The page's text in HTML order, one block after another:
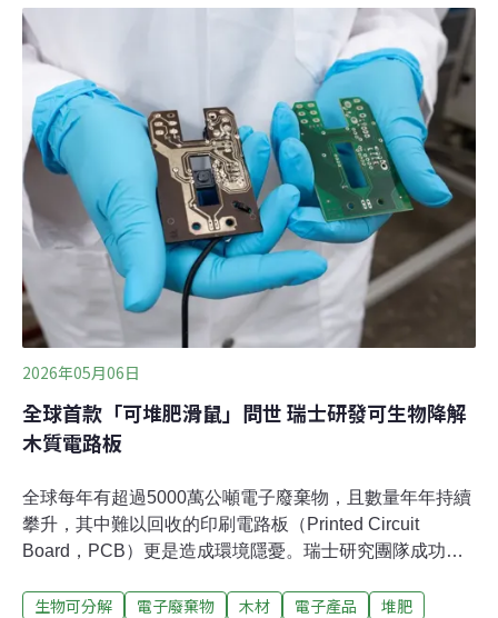
等單位合作，推出《工地計劃》、《雲霧森林》、《數字
狂想曲》、《敦南不熄燈》、META Exp.計畫及台電「金
水361. META Space」等代表作品。近年更透過退役電力
設備、營建廢料、舊木料與企業廢棄資源的轉化，重新思
考人與物、產業與環境之間的關係。鄭遠揚出生於燈具代
工家庭，從小就在工廠與產線之間長大。最早的記憶，是
家中工廠規模還很小，只有一條流水線，父母親與臨時人
員在檯面上趕貨，他和哥哥則把產線下方的紙箱攤開，睡
在裡面，像是替自己打造一個小小
2026年05月06日
全球首款「可堆肥滑鼠」問世 瑞士研發可生物降解
木質電路板
全球每年有超過5000萬公噸電子廢棄物，且數量年年持續
攀升，其中難以回收的印刷電路板（Printed Circuit
Board，PCB）更是造成環境隱憂。瑞士研究團隊成功以
步設計出可堆肥回收的滑鼠，為電子業永續發展帶來關鍵
生物可分解 電子廢棄物 木材 電子產品
堆肥